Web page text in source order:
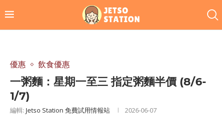
優惠 飲食優惠
一粥麵：星期一至三 指定粥麵半價 (8/6-
1/7)
編輯: Jetso Station 免費試用情報站 2026-06-07